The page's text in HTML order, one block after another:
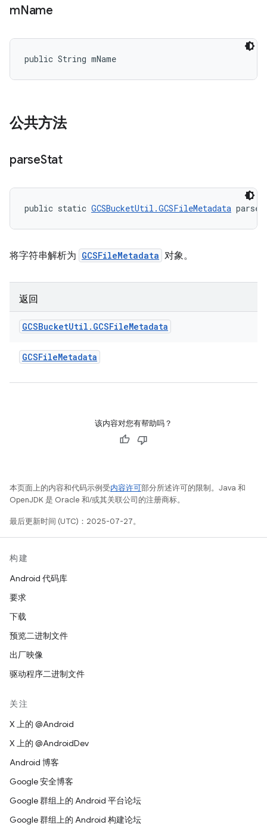
mName
public String mName
公共方法
parseStat
public static GCSBucketUtil.GCSFileMetadata
将字符串解析为 GCSFileMetadata 对象。
返回
GCSBucketUtil . GCSFileMetadata
GCSFileMetadata
该内容对您有帮助吗？
本页面上的内容和代码示例受内容许可部分所述许可的限制。Java 和
OpenJDK 是 Oracle 和/或其关联公司的注册商标。
最后更新时间 (UTC)：2025-07-27。
构建
Android 代码库
要求
下载
预览二进制文件
出厂映像
驱动程序二进制文件
关注
X 上的 @Android
X 上的 @AndroidDev
Android 博客
Google 安全博客
Google 群组上的 Android 平台论坛
Google 群组上的 Android 构建论坛